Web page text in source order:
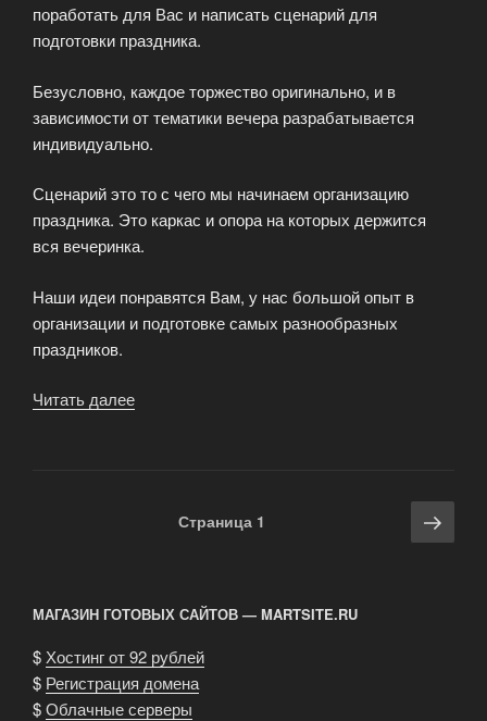
поработать для Вас и написать сценарий для
подготовки праздника.
Безусловно, каждое торжество оригинально, и в
зависимости от тематики вечера разрабатывается
индивидуально.
Сценарий это то с чего мы начинаем организацию
праздника. Это каркас и опора на которых держится
вся вечеринка.
Наши идеи понравятся Вам, у нас большой опыт в
организации и подготовке самых разнообразных
праздников.
Читать далее
Страница 1
МАГАЗИН ГОТОВЫХ САЙТОВ — MARTSITE.RU
$ Хостинг от 92 рублей
$ Регистрация домена
$Облачные серверы